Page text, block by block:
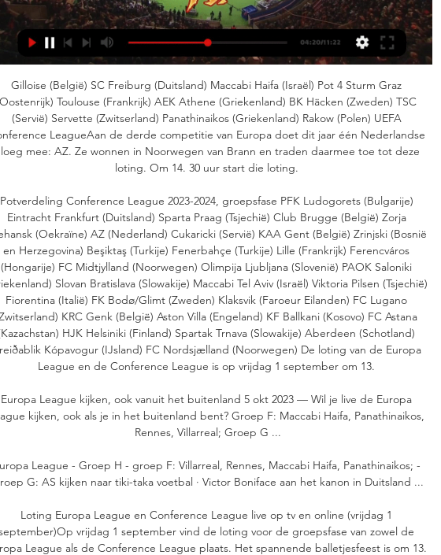
Gilloise (België) SC Freiburg (Duitsland) Maccabi Haifa (Israël) Pot 4 Sturm Graz
Toulouse (Frankrijk) AEK Athene (Griekenland) BK Häcken (Zweden) TSC
(Servië) Servette (Zwitserland) Panathinaikos (Griekenland) Rakow (Polen) UEFA
LeagueAan de derde competitie van Europa doet dit jaar één Nederlandse
mee: AZ. Ze wonnen in Noorwegen van Brann en traden daarmee toe tot deze
loting. Om 14. 30 uur start die loting.
Potverdeling Conference League 2023-2024, groepsfase PFK Ludogorets (Bulgarije)
Eintracht Frankfurt (Duitsland) Sparta Praag (Tsjechië) Club Brugge (België) Zorja
(Oekraïne) AZ (Nederland) Cukaricki (Servië) KAA Gent (België) Zrinjski (Bosnië
en Herzegovina) Beşiktaş (Turkije) Fenerbahçe (Turkije) Lille (Frankrijk) Ferencváros
(Hongarije) FC Midtjylland (Noorwegen) Olimpija Ljubljana (Slovenië) PAOK Saloniki
Slovan Bratislava (Slowakije) Maccabi Tel Aviv (Israël) Viktoria Pilsen (Tsjechië)
Fiorentina (Italië) FK Bodø/Glimt (Zweden) Klaksvik (Faroeur Eilanden) FC Lugano
KRC Genk (België) Aston Villa (Engeland) KF Ballkani (Kosovo) FC Astana
HJK Helsiniki (Finland) Spartak Trnava (Slowakije) Aberdeen (Schotland)
Kópavogur (IJsland) FC Nordsjælland (Noorwegen) De loting van de Europa
League en de Conference League is op vrijdag 1 september om 13.
Europa League kijken, ook vanuit het buitenland 5 okt 2023 — Wil je live de Europa
kijken, ook als je in het buitenland bent? Groep F: Maccabi Haifa, Panathinaikos,
Rennes, Villarreal; Groep G ...
League - Groep H - groep F: Villarreal, Rennes, Maccabi Haifa, Panathinaikos; -
G: AS kijken naar tiki-taka voetbal · Victor Boniface aan het kanon in Duitsland ...
Loting Europa League en Conference League live op tv en online (vrijdag 1
vrijdag 1 september vind de loting voor de groepsfase van zowel de
League als de Conference League plaats. Het spannende balletjesfeest is om 13.